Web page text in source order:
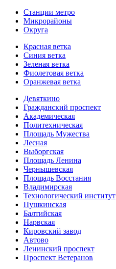
Станции метро
Микрорайоны
Округа
Красная ветка
Синия ветка
Зеленая ветка
Фиолетовая ветка
Оранжевая ветка
Девяткино
Гражданский проспект
Академическая
Политехническая
Площадь Мужества
Лесная
Выборгская
Площадь Ленина
Чернышевская
Площадь Восстания
Владимирская
Технологический институт
Пушкинская
Балтийская
Нарвская
Кировский завод
Автово
Ленинский проспект
Проспект Ветеранов